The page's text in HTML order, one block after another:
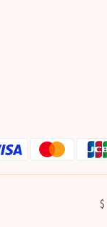
$